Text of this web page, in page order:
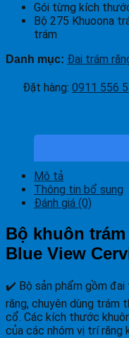
Gói từng kích
Bộ 275 Khuoona
trám
Danh mục: Đai trám
Đặt hàng: 0911 556
Mô tả
Thông tin bổ sung
Đánh giá (0)
Bộ khuôn
Blue View
✔️ Bộ sản phẩm gồm đai
răng, chuyên dùng trám
cổ. Các kích thước
của các nhóm vị trí răng